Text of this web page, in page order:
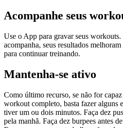
Acompanhe seus
Use o App para gravar seus
acompanha, seus resultados
para continuar treinando.
Mantenha-se ativo
Como último recurso, se não for
workout completo, basta fazer alguns
tiver um ou dois minutos. Faça dez
pela manhã. Faça dez burpees antes